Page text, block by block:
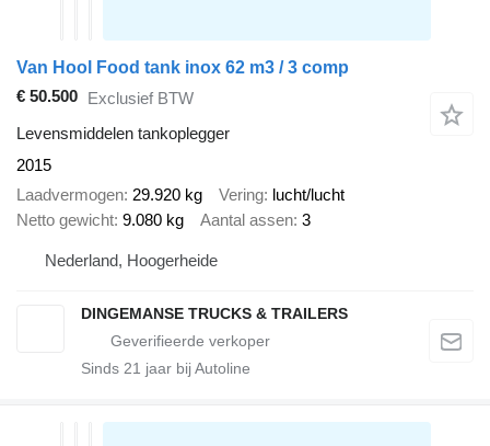
Van Hool Food tank inox 62 m3 / 3 comp
€ 50.500 Exclusief BTW
Levensmiddelen tankoplegger
2015
Laadvermogen 29.920 kg Vering lucht/lucht
Netto gewicht 9.080 kg Aantal assen 3
Nederland, Hoogerheide
DINGEMANSE TRUCKS & TRAILERS
Sinds 21 jaar bij Autoline